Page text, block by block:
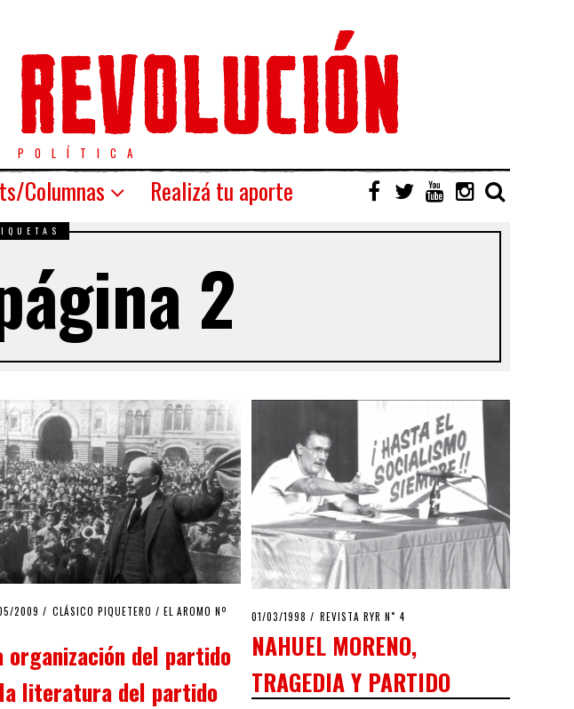
POLÍTICA
Columnas Realizá tu aporte
2
2009 25/03/2020
CLÁSICO PIQUETERO / EL AROMO Nº
organización del partido
literatura del partido
POSTED
01/03/1998 12/04/2020
REVISTA RYR N˚ 4
NAHUEL MORENO,
TRAGEDIA Y PARTIDO